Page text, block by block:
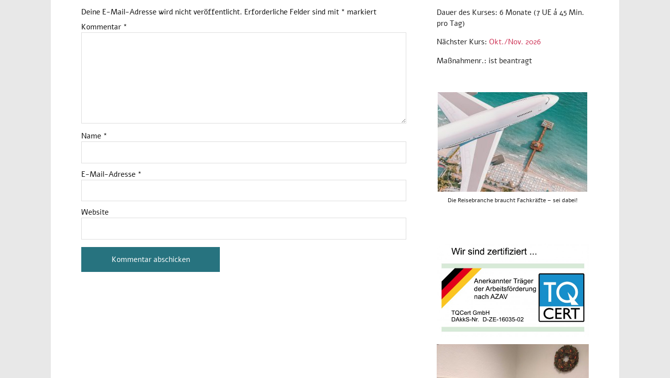
Deine E-Mail-Adresse wird nicht veröffentlicht. Erforderliche Felder sind mit * markiert
Kommentar *
Name *
E-Mail-Adresse *
Website
Dauer des Kurses: 6 Monate (7 UE á 45 Min.
pro Tag)
Nächster Kurs: Okt./Nov. 2026
Maßnahmenr.: ist beantragt
Die Reisebranche braucht Fachkräfte – sei dabei!